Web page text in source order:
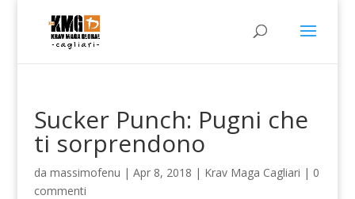
Sucker Punch: Pugni che
ti sorprendono
da massimofenu | Apr 8, 2018 | Krav Maga Cagliari | 0
commenti